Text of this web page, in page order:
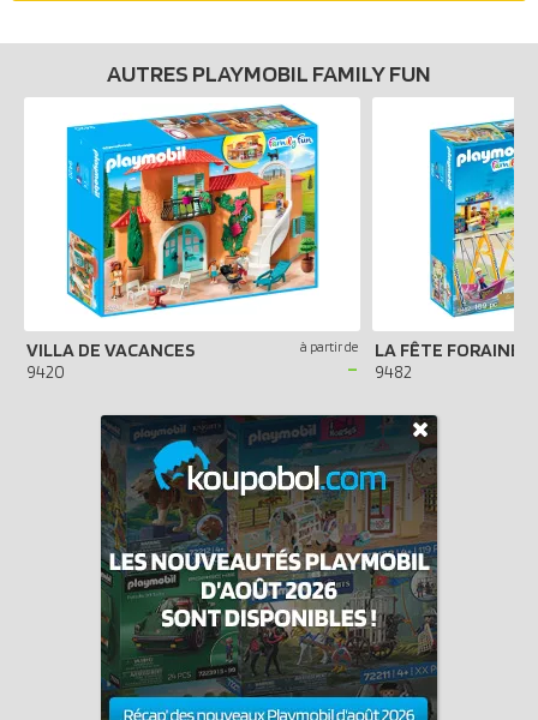
AUTRES PLAYMOBIL FAMILY FUN
VILLA DE VACANCES
9420
à partir de
-
LA FÊTE FORAINE
9482